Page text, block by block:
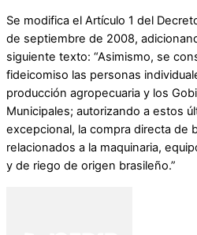
Se modifica el Artículo 1 del
de septiembre de 2008,
siguiente texto: “Asimismo, se
fideicomiso las personas
producción agropecuaria y los
Municipales; autorizando a estos
excepcional, la compra directa de
relacionados a la maquinaria,
y de riego de origen brasileño.”